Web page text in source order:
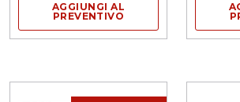
AGGIUNGI AL
PREVENTIVO